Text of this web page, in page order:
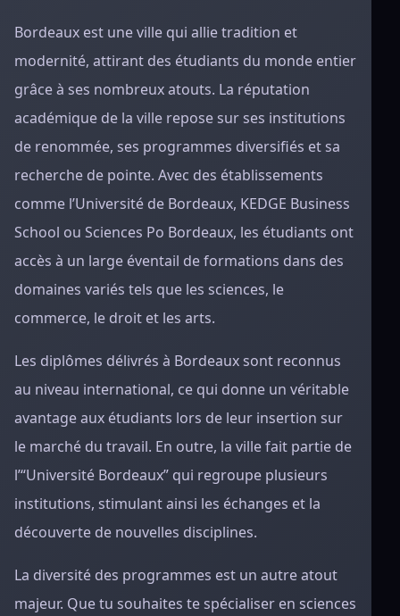
Bordeaux est une ville qui allie tradition et
modernité, attirant des étudiants du monde entier
grâce à ses nombreux atouts. La réputation
académique de la ville repose sur ses institutions
de renommée, ses programmes diversifiés et sa
recherche de pointe. Avec des établissements
comme l’Université de Bordeaux, KEDGE Business
School ou Sciences Po Bordeaux, les étudiants ont
accès à un large éventail de formations dans des
domaines variés tels que les sciences, le
commerce, le droit et les arts.
Les diplômes délivrés à Bordeaux sont reconnus
au niveau international, ce qui donne un véritable
avantage aux étudiants lors de leur insertion sur
le marché du travail. En outre, la ville fait partie de
l’“Université Bordeaux” qui regroupe plusieurs
institutions, stimulant ainsi les échanges et la
découverte de nouvelles disciplines.
La diversité des programmes est un autre atout
majeur. Que tu souhaites te spécialiser en sciences